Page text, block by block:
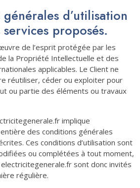
d’utilisation
proposés.
de l’esprit protégée par les
la Propriété Intellectuelle et des
applicables. Le Client ne
réutiliser, céder ou exploiter pour
ou partie des éléments ou travaux
implique
des conditions générales
Ces conditions d’utilisation sont
ou complétées à tout moment,
sont donc invités
régulière.